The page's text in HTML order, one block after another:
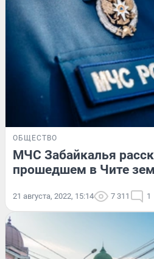
ОБЩЕСТВО
МЧС Забайкалья
прошедшем в Чите
21 августа, 2022, 15:14 7 311 1